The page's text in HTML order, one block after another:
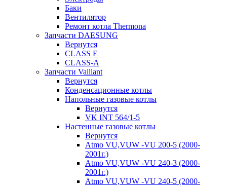
Баки
Вентилятор
Ремонт котла Thermona
Запчасти DAESUNG
Вернутся
CLASS E
CLASS-A
Запчасти Vaillant
Вернутся
Конденсационные котлы
Напольные газовые котлы
Вернутся
VK INT 564/1-5
Настенные газовые котлы
Вернутся
Atmo VU,VUW -VU 200-5 (2000-
2001г.)
Atmo VU,VUW -VU 240-3 (2000-
2001г.)
Atmo VU,VUW -VU 240-5 (2000-